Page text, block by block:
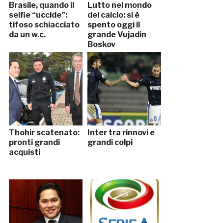
Brasile, quando il
selfie “uccide”:
tifoso schiacciato
da un w.c.
Lutto nel mondo
del calcio: si è
spento oggi il
grande Vujadin
Boskov
Thohir scatenato:
pronti grandi
acquisti
Inter tra rinnovi e
grandi colpi